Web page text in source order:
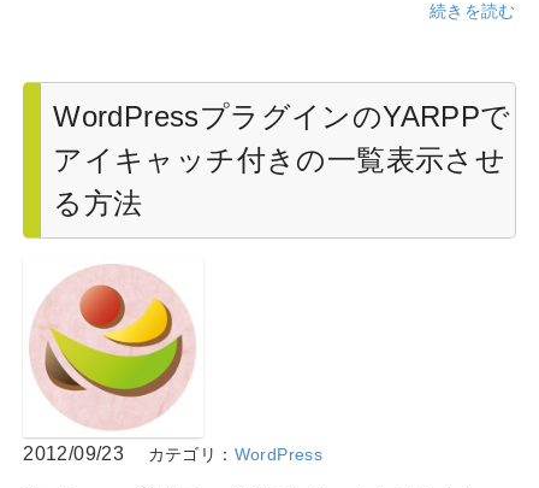
続きを読む
WordPressプラグインのYARPPで
アイキャッチ付きの一覧表示させ
る方法
2012/09/23 カテゴリ： WordPress